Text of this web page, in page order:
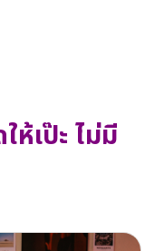
ห้เป๊ะ ไม่มี